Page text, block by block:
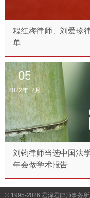
程红梅律师、刘爱珍
单
05
2022年12月
刘钧律师当选中国法
年会做学术报告
© 1995-2026 君泽君律师事务所